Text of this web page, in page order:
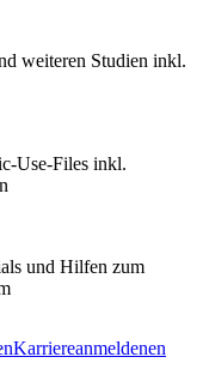
weiteren Studien inkl.
Use-Files inkl.
und Hilfen zum
Karriereanmeldenen